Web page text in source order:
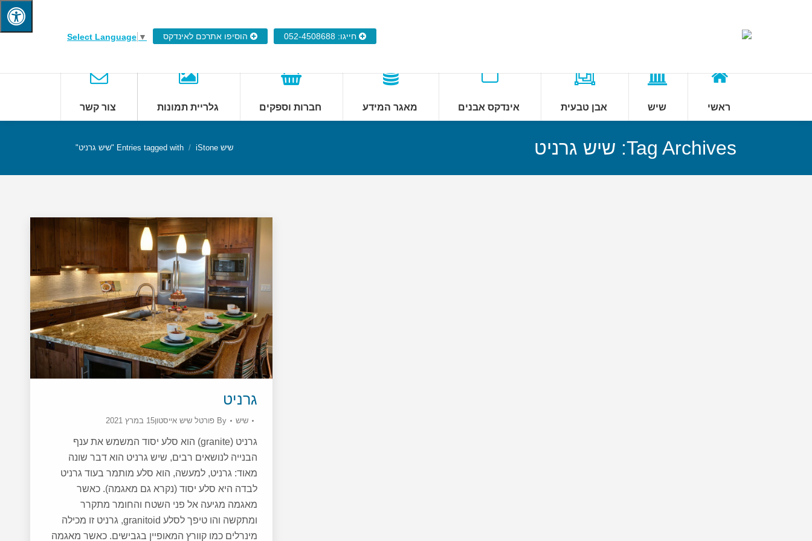
חייגו: 052-4508688 הוסיפו אתרכם לאינדקס Select Language ▼
ראשי שיש אבן טבעית אינדקס אבנים מאגר המידע חברות וספקים גלריית תמונות צור קשר
Tag Archives: שיש גרניט שיש iStone Entries tagged with "שיש גרניט"
גרניט
שיש By פורטל שיש אייסטון15 במרץ 2021
גרניט (granite) הוא סלע יסוד המשמש את ענף
הבנייה לנושאים רבים, שיש גרניט הוא דבר שונה
מאוד: גרניט, למעשה, הוא סלע מותמר בעוד גרניט
לבדה היא סלע יסוד (נקרא גם מאגמה). כאשר
מאגמה מגיעה אל פני השטח והחומר מתקרר
ומתקשה והו טיפך לסלע granitoid, גרניט זו מכילה
מינרלים כמו קוורץ המאופיין בגבישים. כאשר מאגמה